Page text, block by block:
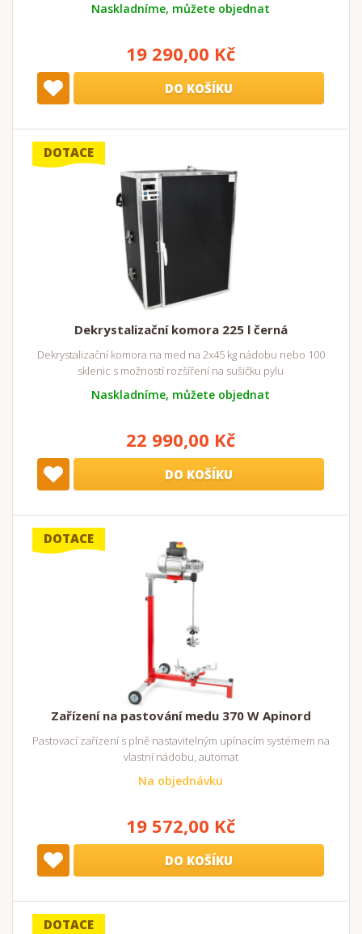
Naskladníme, můžete objednat
19 290,00 Kč
DO KOŠÍKU
DOTACE
Dekrystalizační komora 225 l černá
Dekrystalizační komora na med na 2x45 kg nádobu nebo 100
sklenic s možností rozšíření na sušičku pylu
Naskladníme, můžete objednat
22 990,00 Kč
DO KOŠÍKU
DOTACE
Zařízení na pastování medu 370 W Apinord
Pastovací zařízení s plně nastavitelným upínacím systémem na
vlastní nádobu, automat
Na objednávku
19 572,00 Kč
DO KOŠÍKU
DOTACE